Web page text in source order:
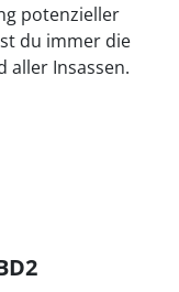
potenzieller
du immer die
aller Insassen.